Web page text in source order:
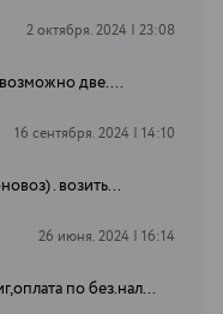
2 октября. 2024 | 23:08
две....
16 сентября. 2024 | 14:10
. возить...
26 июня. 2024 | 16:14
по без.нал...